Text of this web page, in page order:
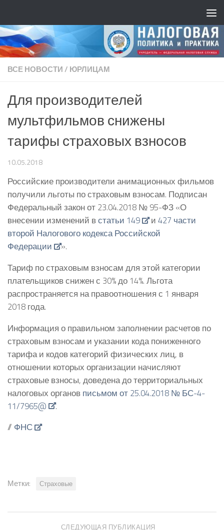
ВСЕ НОВОСТИ/ ЮРЛИЦАМ
Для производителей
мультфильмов снижены
тарифы страховых взносов
10.05.2018
Российские производители анимационных фильмов
получили льготы по страховым взносам. Подписан
Федеральный закон от 23.04.2018 № 95-ФЗ «О
внесении изменений встатьи 149 и 427 части
второй Налогового кодекса Российской
Федерации
».
Тариф по страховым взносам для этой категории
плательщиков снижен с 30% до 14%. Льгота
распространяется на правоотношения с 1 января
2018 года.
Информация о правильном заполнении расчетов по
страховым взносам и указании кода пониженного
тарифа и кодов категорий физических лиц, в
отношении которых организации начисляют
страховые взносы, доведена до территориальных
налоговых органов письмом от 25.04.2018 № БС-4-
11/7965@
.
// ФНС
Метки: Страховые
СЛЕДУЮЩАЯ ПУБЛИКАЦИЯ